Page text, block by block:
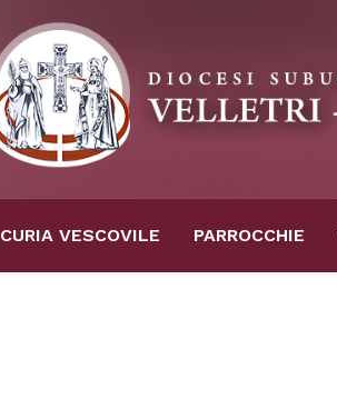
CURIA VESCOVILE PARROCCHIE